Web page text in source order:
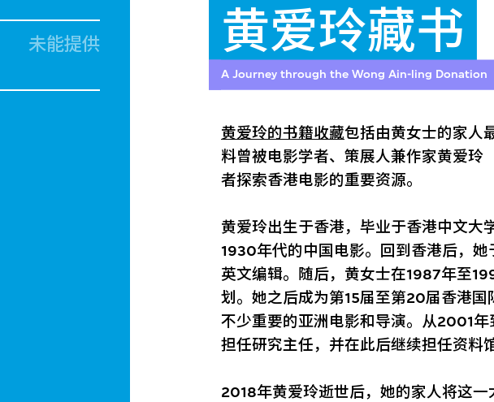
未能提供
黄爱玲藏书
A Journey through the Wong Ain-ling Donation
黄爱玲的书籍收藏包括由黄女士的家人
料曾被电影学者、策展人兼作家黄爱玲
者探索香港电影的重要资源。
黄爱玲出生于香港，毕业于香港中文大
1930年代的中国电影。回到香港后，
英文编辑。随后，黄女士在1987年至
划。她之后成为第15届至第20届香港
不少重要的亚洲电影和导演。从2001
担任研究主任，并在此后继续担任资料
2018年黄爱玲逝世后，她的家人将这